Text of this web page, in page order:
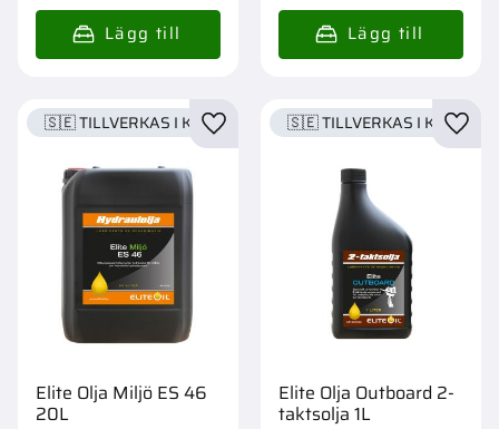
Elite Olja Miljö ES 46
20L
🇸🇪 TILLVERKAS I KARLSTADLägg till i favoriter
Elite Olja Outboard 2-
taktsolja 1L
🇸🇪 TILLVERKAS I